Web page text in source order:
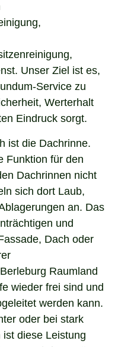
Unser Ziel ist es,
Service zu
Werterhalt
Eindruck sorgt.
ist die Dachrinne.
Funktion für den
Dachrinnen nicht
sich dort Laub,
an. Das
und
Dach oder
Raumland
wieder frei sind und
werden kann.
oder bei stark
diese Leistung